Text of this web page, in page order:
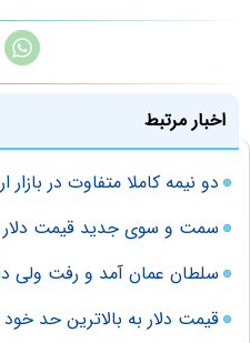
اخبار مرتبط
دو نیمه کاملا متفاوت در بازار
سمت و سوی جدید قیمت دلار
سلطان عمان آمد و رفت ولی
قیمت دلار به بالاترین حد خود در 19 ماه گذشته